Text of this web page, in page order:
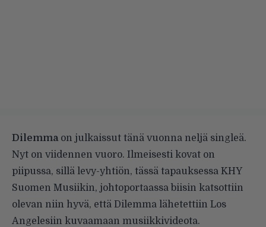
Dilemmaon julkaissut tänä vuonna neljä singleä.
Nyt on viidennen vuoro. Ilmeisesti kovat on
piipussa, sillä levy-yhtiön, tässä tapauksessa KHY
Suomen Musiikin, johtoportaassa biisin katsottiin
olevan niin hyvä, että Dilemma lähetettiin Los
Angelesiin kuvaamaan musiikkivideota.